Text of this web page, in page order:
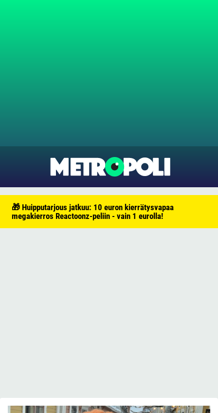
🎁 Huipputarjous jatkuu: 10 euron kierrätysvapaa
megakierros Reactoonz-peliin - vain 1 eurolla!